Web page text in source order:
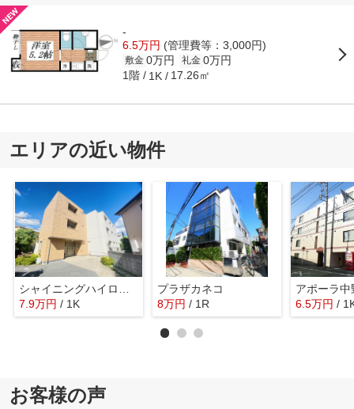
-
6.5万円 (管理費等：3,000円)
敷金 0万円 礼金 0万円
1階 1K 17.26㎡
エリアの近い物件
7.9万円 / 1K
プラザカネコ
8万円 / 1R
アポーラ中
6.5万円 /
お客様の声